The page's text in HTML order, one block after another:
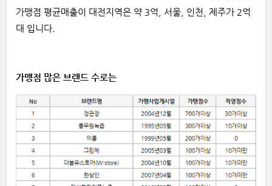
가맹점 평균매출이 대전지역은 약 3억, 서울, 인천, 제주가 2억
대 입니다.
가맹점 많은 브랜드 수로는